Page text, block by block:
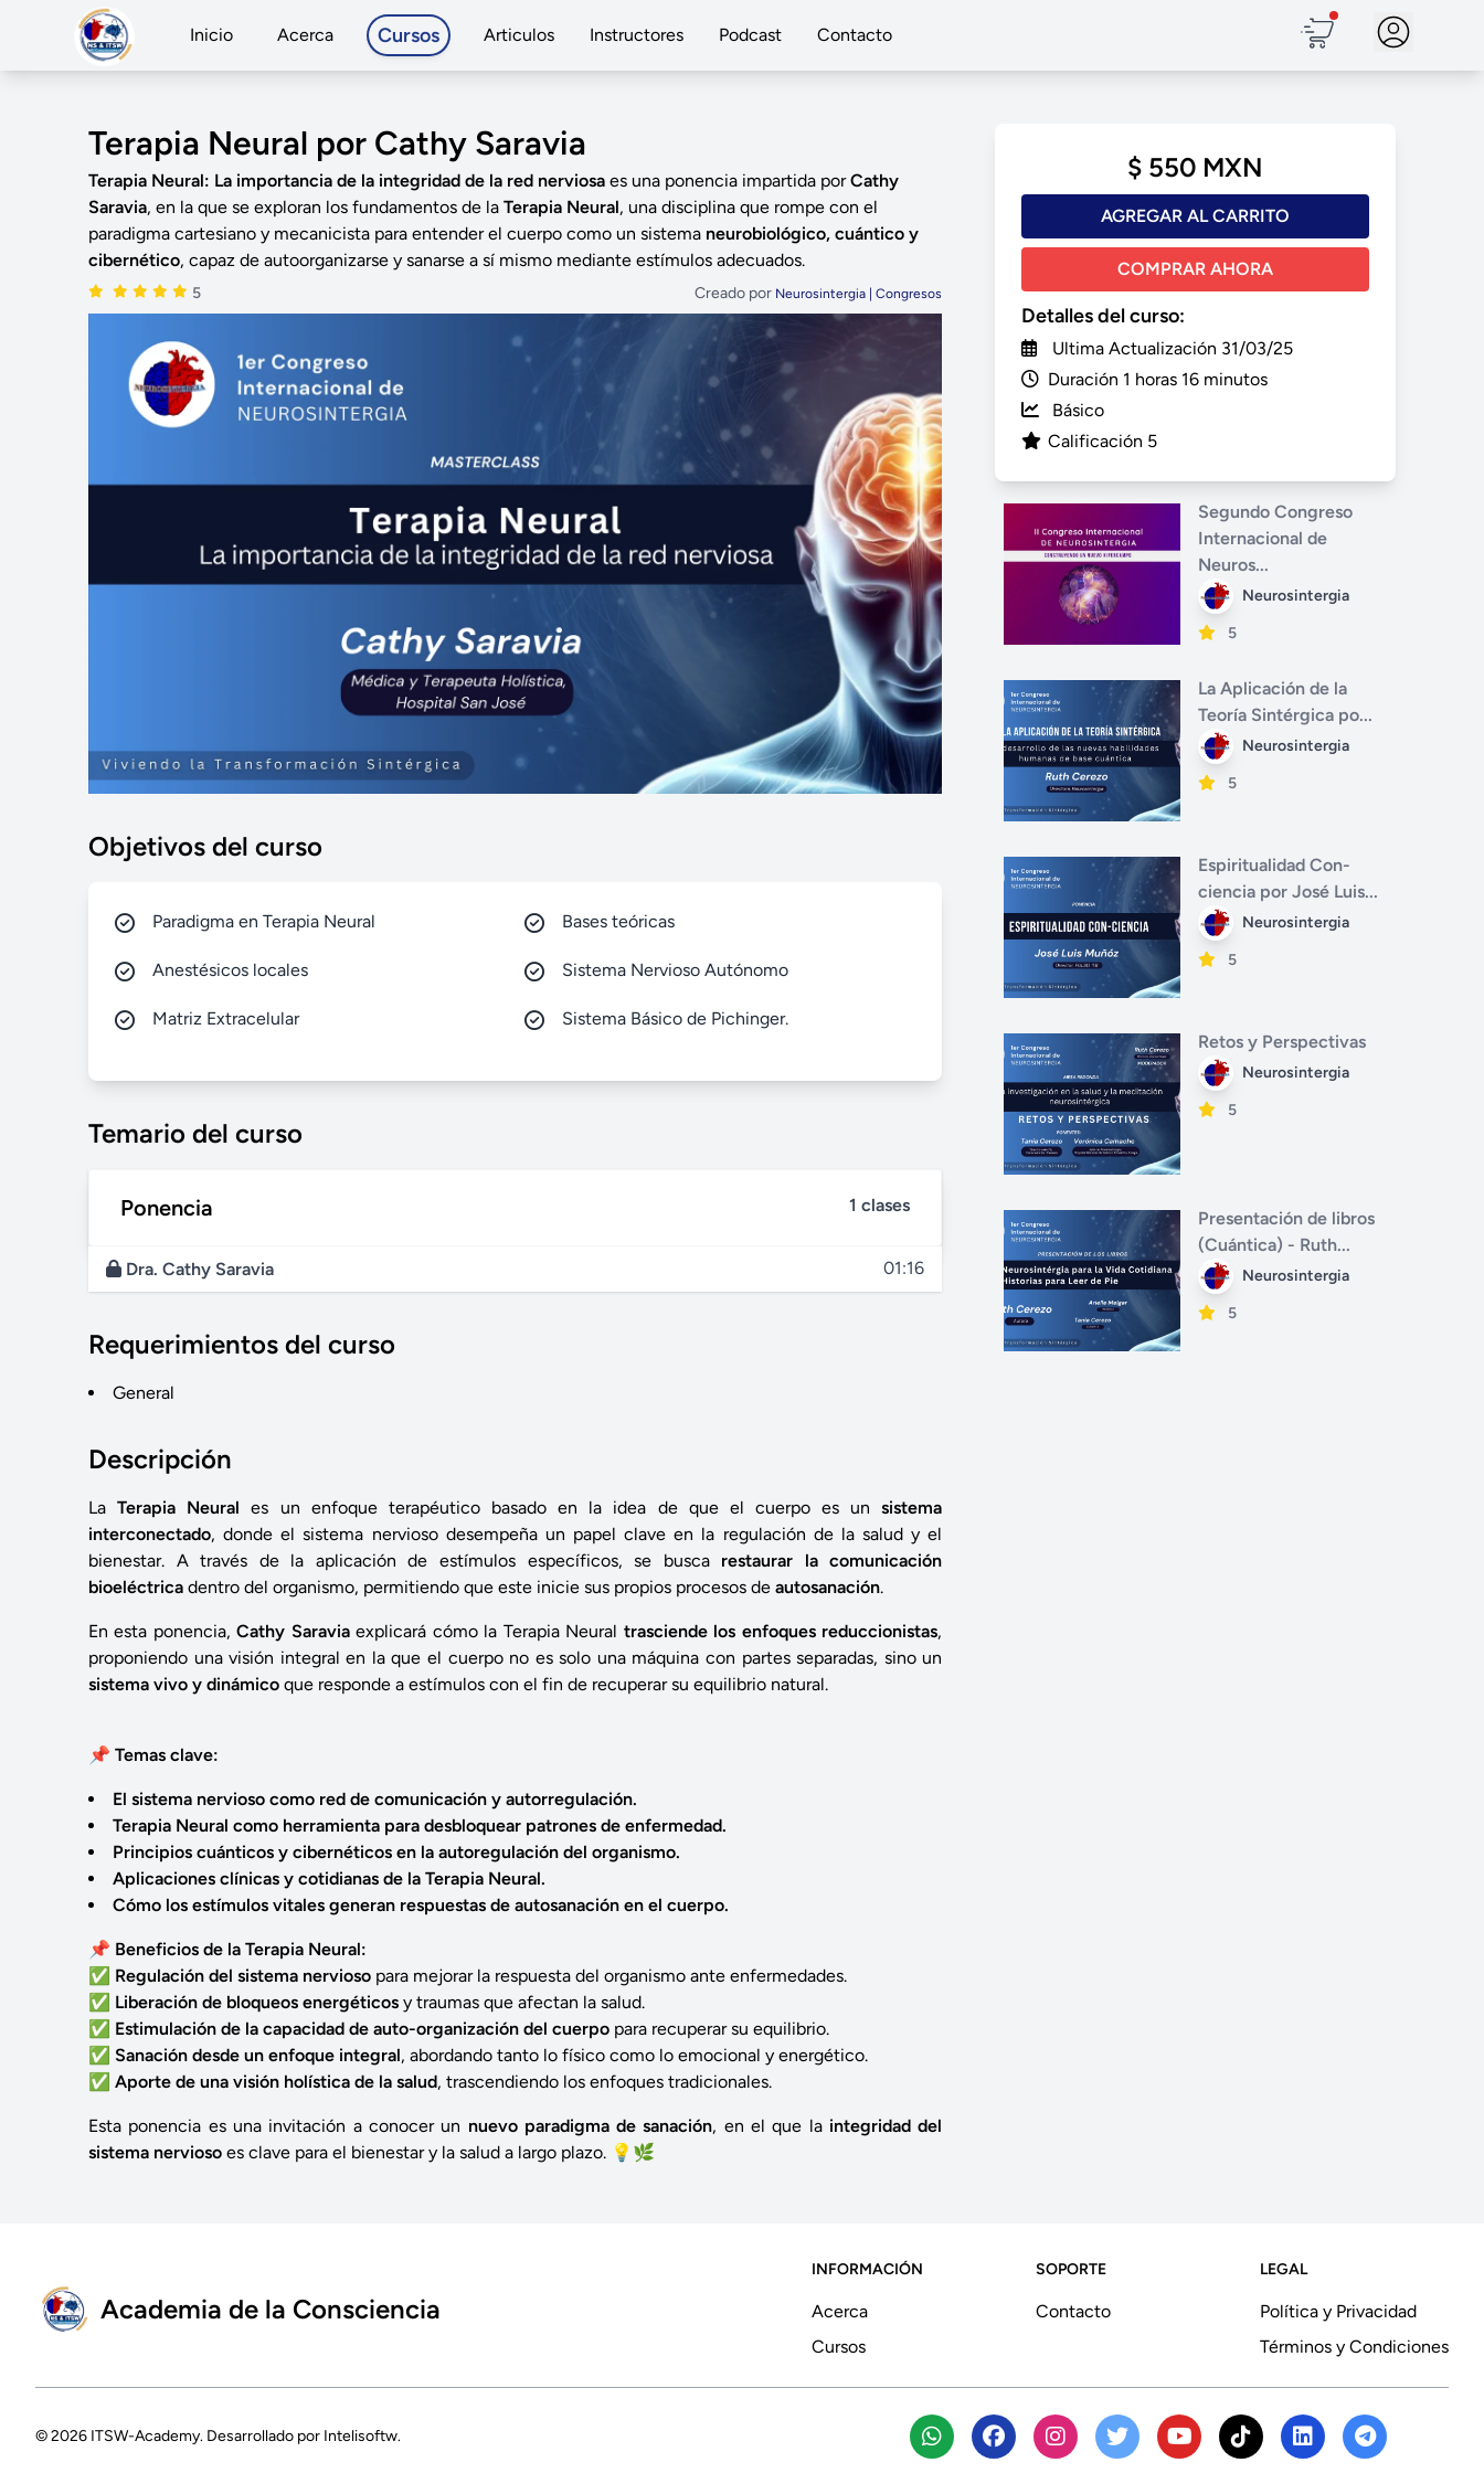
Inicio Acerca Cursos Articulos Instructores Podcast Contacto
Terapia Neural por Cathy Saravia
Terapia Neural: La importancia de la integridad de la red nerviosa es una ponencia impartida porCathy
Saravia, en la que se exploran los fundamentos de la Terapia Neural, una disciplina que rompe con el
paradigma cartesiano y mecanicista para entender el cuerpo como un sistema neurobiológico, cuántico y
cibernético, capaz de autoorganizarse y sanarse a sí mismo mediante estímulos adecuados.
5 Creado por Neurosintergia | Congresos
Objetivos del curso
Paradigma en Terapia Neural Bases teóricas
Anestésicos locales Sistema Nervioso Autónomo
Matriz Extracelular Sistema Básico de Pichinger.
Temario del curso
Ponencia 1 clases
Dra. Cathy Saravia 01:16
Requerimientos del curso
General
Descripción
LaTerapia Neural es un enfoque terapéutico basado en la idea de que el cuerpo es unsistema
interconectado, donde el sistema nervioso desempeña un papel clave en la regulación de la salud y el
bienestar. A través de la aplicación de estímulos específicos, se busca restaurar la comunicación
bioeléctrica dentro del organismo, permitiendo que este inicie sus propios procesos de autosanación.
En esta ponencia,Cathy Saraviaexplicará cómo la Terapia Neural trasciende los enfoques reduccionistas,
proponiendo una visión integral en la que el cuerpo no es solo una máquina con partes separadas, sino un
sistema vivo y dinámico que responde a estímulos con el fin de recuperar su equilibrio natural.
📌 Temas clave:
El sistema nervioso como red de comunicación y autorregulación.
Terapia Neural como herramienta para desbloquear patrones de enfermedad.
Principios cuánticos y cibernéticos en la autoregulación del organismo.
Aplicaciones clínicas y cotidianas de la Terapia Neural.
Cómo los estímulos vitales generan respuestas de autosanación en el cuerpo.
📌 Beneficios de la Terapia Neural:
✅ Regulación del sistema nervioso para mejorar la respuesta del organismo ante enfermedades.
✅ Liberación de bloqueos energéticos y traumas que afectan la salud.
✅ Estimulación de la capacidad de auto-organización del cuerpo para recuperar su equilibrio.
✅ Sanación desde un enfoque integral, abordando tanto lo físico como lo emocional y energético.
✅ Aporte de una visión holística de la salud, trascendiendo los enfoques tradicionales.
Esta ponencia es una invitación a conocer un nuevo paradigma de sanación, en el que la integridad del
sistema nervioso es clave para el bienestar y la salud a largo plazo. 💡🌿
$ 550 MXN
AGREGAR AL CARRITO
COMPRAR AHORA
Detalles del curso:
Ultima Actualización 31/03/25
Duración 1 horas 16 minutos
Básico
Calificación 5
Segundo Congreso
Internacional de
Neuros...
Neurosintergia
5
La Aplicación de la
Teoría Sintérgica po...
Neurosintergia
5
Espiritualidad Con-
ciencia por José Luis...
Neurosintergia
5
Retos y Perspectivas
Neurosintergia
5
Presentación de libros
(Cuántica) - Ruth...
Neurosintergia
5
Academia de la Consciencia
INFORMACIÓN
Acerca
Cursos
SOPORTE
Contacto
LEGAL
Política y Privacidad
Términos y Condiciones
© 2026 ITSW-Academy. Desarrollado por Intelisoftw.